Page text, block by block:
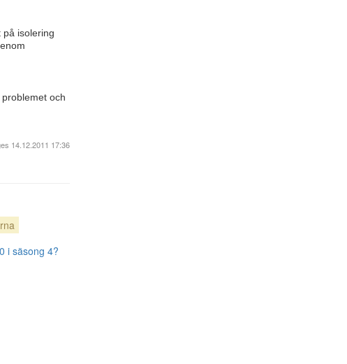
isolering
och
14.12.2011 17:36
i säsong 4?